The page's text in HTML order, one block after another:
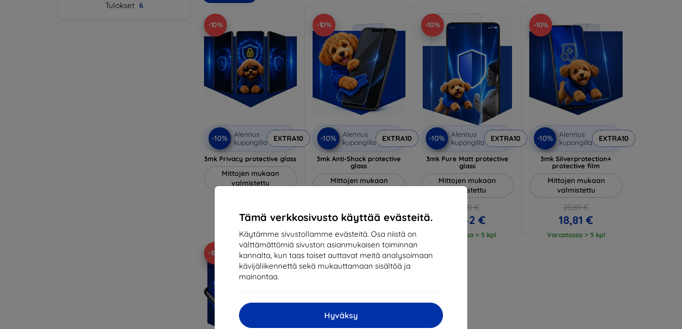
Tämä verkkosivusto käyttää evästeitä.
Käytämme sivustollamme evästeitä. Osa niistä on
välttämättömiä sivuston asianmukaisen toiminnan
kannalta, kun taas toiset auttavat meitä analysoimaan
kävijäliikennettä sekä mukauttamaan sisältöä ja
mainontaa.
Hyväksy
Tulokset 6
-10%
-10%
Alennus
kupongilla
EXTRA10
3mk Privacy protective glass
Mittojen mukaan
valmistettu
20,61 €
-10%
-10%
Alennus
kupongilla
EXTRA10
3mk Anti-Shock protective
glass
Mittojen mukaan
17,01 €
Varastossa > 5 kpl
-10%
-10%
Alennus
kupongilla
EXTRA10
3mk Pure Matt protective
glass
Mittojen mukaan
valmistettu
14,90 €
13,42 €
Varastossa > 5 kpl
-10%
-10%
Alennus
kupongilla
EXTRA10
3mk Silverprotection+
protective film
Mittojen mukaan
valmistettu
20,89 €
18,81 €
Varastossa > 5 kpl
-10% -10%